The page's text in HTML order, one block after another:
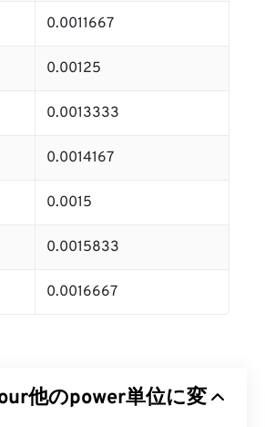
0.0011667
0.00125
0.0013333
0.0014167
0.0015
0.0015833
0.0016667
他のpower単位に変